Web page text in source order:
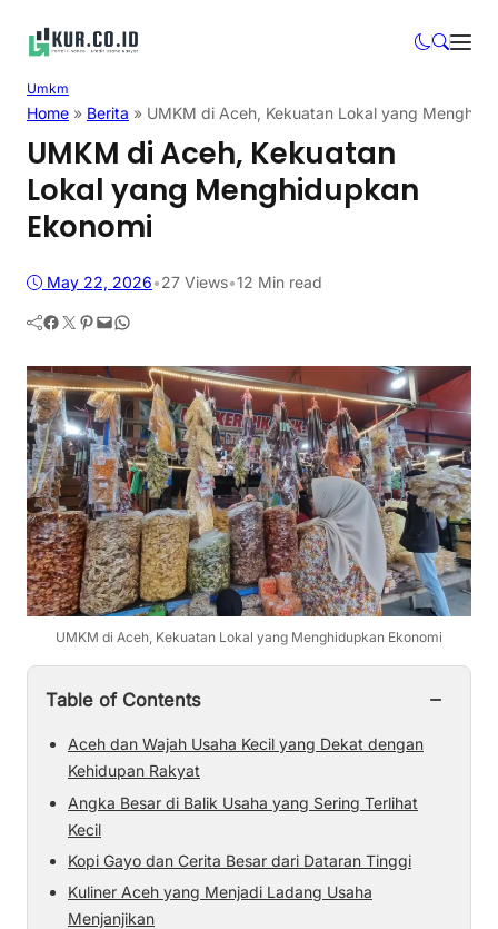
Umkm
Home » Berita » UMKM di Aceh, Kekuatan Lokal yang
UMKM di Aceh, Kekuatan
Lokal yang Menghidupkan
Ekonomi
May 22, 2026•27 Views•12 Min read
Facebook Twitter Pinterest Mail WhatsApp
UMKM di Aceh, Kekuatan Lokal yang Menghidupkan Ekonomi
Table of Contents −
Aceh dan Wajah Usaha Kecil yang Dekat dengan
Kehidupan Rakyat
Angka Besar di Balik Usaha yang Sering Terlihat
Kecil
Kopi Gayo dan Cerita Besar dari Dataran Tinggi
Kuliner Aceh yang Menjadi Ladang Usaha
Menjanjikan